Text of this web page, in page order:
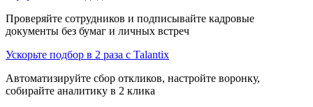
Проверяйте сотрудников и подписывайте кадровые
документы без бумаг и личных встреч
Ускорьте подбор в 2 раза с Talantix
Автоматизируйте сбор откликов, настройте воронку,
собирайте аналитику в 2 клика